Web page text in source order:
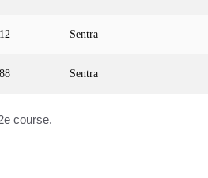
12 Sentra
88 Sentra
course.